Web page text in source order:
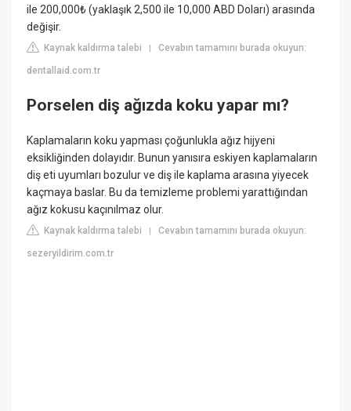
ile 200,000₺ (yaklaşık 2,500 ile 10,000 ABD Doları) arasında
değişir.
Kaynak kaldırma talebi |Cevabın tamamını burada okuyun:
dentallaid.com.tr
Porselen diş ağızda koku yapar mı?
Kaplamaların koku yapması çoğunlukla ağız hijyeni
eksikliğinden dolayıdır. Bunun yanısıra eskiyen kaplamaların
diş eti uyumları bozulur ve diş ile kaplama arasına yiyecek
kaçmaya baslar. Bu da temizleme problemi yarattığından
ağız kokusu kaçınılmaz olur.
Kaynak kaldırma talebi |Cevabın tamamını burada okuyun:
sezeryildirim.com.tr